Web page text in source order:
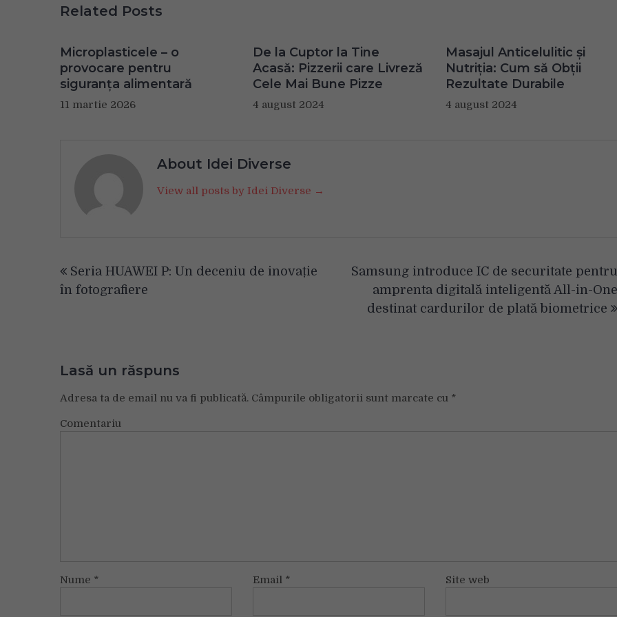
Related Posts
Microplasticele – o
provocare pentru
siguranța alimentară
11 martie 2026
De la Cuptor la Tine
Acasă: Pizzerii care Livreză
Cele Mai Bune Pizze
4 august 2024
Masajul Anticelulitic și
Nutriția: Cum să Obții
Rezultate Durabile
4 august 2024
About Idei Diverse
View all posts by Idei Diverse →
în
Seria HUAWEI P: Un deceniu de inovație
în fotografiere
Samsung introduce IC de securitate pentru
amprenta digitală inteligentă All-in-One
destinat cardurilor de plată biometrice
Lasă un răspuns
Adresa ta de email nu va fi publicată. Câmpurile obligatorii sunt marcate cu *
Comentariu
Nume * Email * Site web